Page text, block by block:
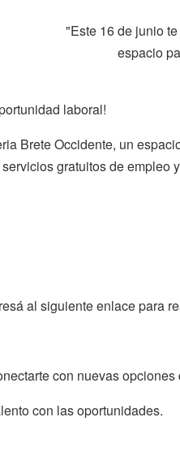
"Este 16 de junio
espacio
laboral!
Brete Occidente, un
gratuitos de empleo
al siguiente enlace para
con nuevas
con las oportunidades.